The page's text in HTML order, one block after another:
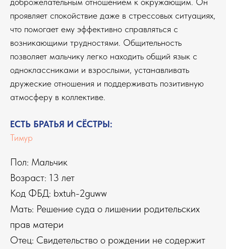
проявляет спокойствие даже в стрессовых ситуациях,
что помогает ему эффективно справляться с
возникающими трудностями. Общительность
позволяет мальчику легко находить общий язык с
одноклассниками и взрослыми, устанавливать
дружеские отношения и поддерживать позитивную
атмосферу в коллективе.
ЕСТЬ БРАТЬЯ И СЁСТРЫ:
Тимур
Пол: Мальчик
Возраст: 13 лет
Код ФБД: bxtuh-2guww
Мать: Решение суда о лишении родительских
прав матери
Отец: Свидетельство о рождении не содержит